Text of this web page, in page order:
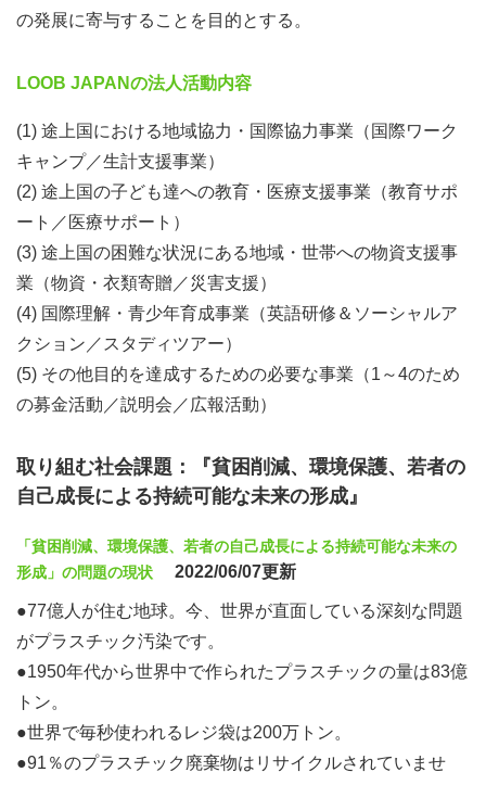
2026年6月8日（月）イロイロ集合
史観光
2026年6月10日（水）②コミュニティ子ども図書館、キャ
ンプ準備
2026年6月11日（木）③貧困地域の理解ワークショップ＆
ごみ処理場インタビュー
2026年6月12日 （金）④中高生ジュニアリーダーキャン
プ（1泊目）
2026年6月13日 （土）中高生ジュニアリーダーキャンプ
（2泊目）
2026年6月14日（日）中高生ジュニアリーダーキャンプ終
2026年6月15日（月）⑤マングローブの森ツアー
2026年6月16日（火）⑥オープンタイム＆ショッピング
活動B：キャンプ運営スタッフ＋事務局インターン
2026年6月8日（月）以降、30日もしくは59日間
イロイロ空港、集合・現地解散
あなたの世界を広げる特別な経験が待っています。
詳しい説明会をオンラインで開催しますので、お気軽にご
連絡下さいませ！
の発展に寄与することを目的とする。
LOOB JAPANの法人活動内容
(1) 途上国における地域協力・国際協力事業（国際ワーク
キャンプ／生計支援事業）
(2) 途上国の子ども達への教育・医療支援事業（教育サポ
ート／医療サポート）
(3) 途上国の困難な状況にある地域・世帯への物資支援事
業（物資・衣類寄贈／災害支援）
(4) 国際理解・青少年育成事業（英語研修＆ソーシャルア
クション／スタディツアー）
(5) その他目的を達成するための必要な事業（1～4のため
の募金活動／説明会／広報活動）
取り組む社会課題：『貧困削減、環境保護、若者の
自己成長による持続可能な未来の形成』
「貧困削減、環境保護、若者の自己成長による持続可能な未来の
形成」の問題の現状
2022/06/07更新
●77億人が住む地球。今、世界が直面している深刻な問題
がプラスチック汚染です。
●1950年代から世界中で作られたプラスチックの量は83億
トン。
●世界で毎秒使われるレジ袋は200万トン。
●91％のプラスチック廃棄物はリサイクルされていませ